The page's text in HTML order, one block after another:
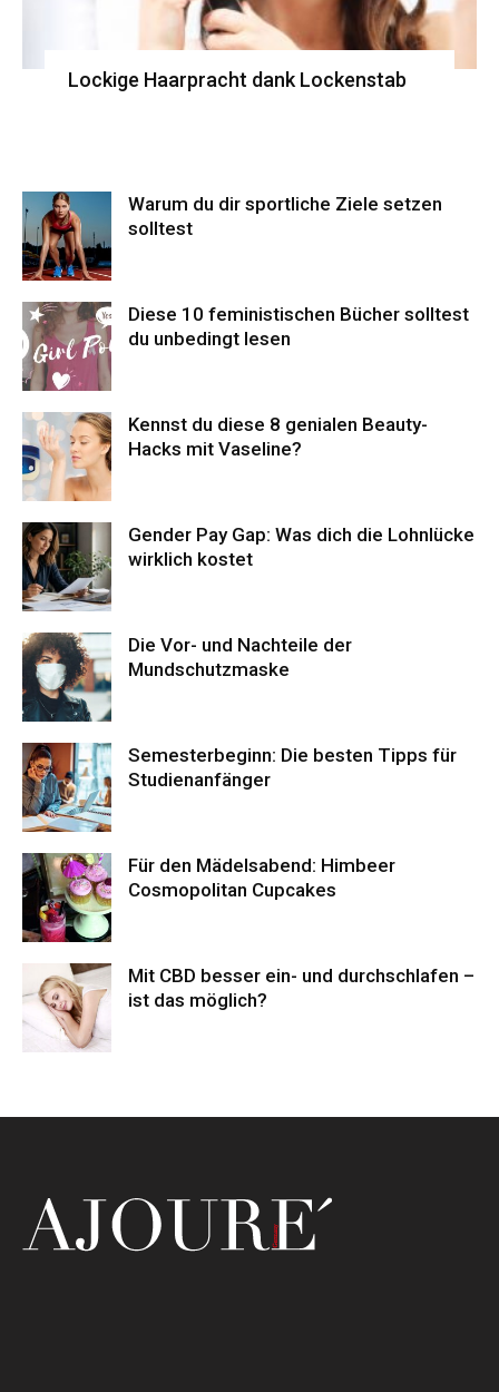
Lockige Haarpracht dank Lockenstab
Warum du dir sportliche Ziele setzen
solltest
Diese 10 feministischen Bücher solltest
du unbedingt lesen
Kennst du diese 8 genialen Beauty-
Hacks mit Vaseline?
Gender Pay Gap: Was dich die Lohnlücke
wirklich kostet
Die Vor- und Nachteile der
Mundschutzmaske
Semesterbeginn: Die besten Tipps für
Studienanfänger
Für den Mädelsabend: Himbeer
Cosmopolitan Cupcakes
Mit CBD besser ein- und durchschlafen –
ist das möglich?